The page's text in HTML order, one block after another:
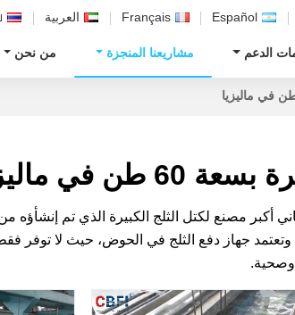
Español
Français العربية
الدعم مشاريعنا المنجزة من نحن
في ماليزيا
إنتاجية يومية تصل إلى 60 طن، وهو ثاني أكبر مصنع لكتل الثلج الكبيرة
وتعتمد جهاز دفع الثلج في الحوض، حيث لا توفر
وصحية.